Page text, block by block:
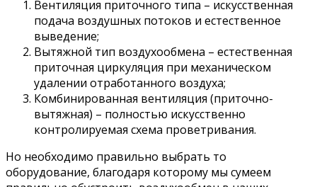
Вентиляция приточного типа – искусственная
подача воздушных потоков и естественное
выведение;
Вытяжной тип воздухообмена – естественная
приточная циркуляция при механическом
удалении отработанного воздуха;
Комбинированная вентиляция (приточно-
вытяжная) – полностью искусственно
контролируемая схема проветривания.
Но необходимо правильно выбрать то
оборудование, благодаря которому мы сумеем